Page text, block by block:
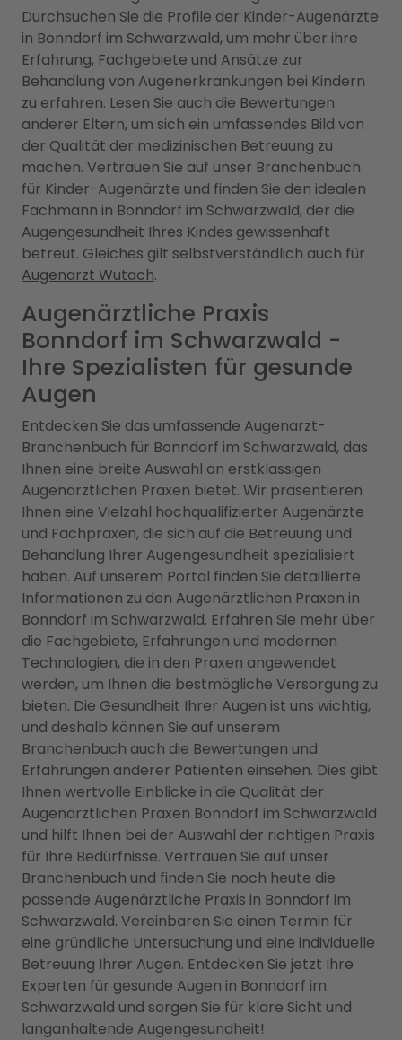
Durchsuchen Sie die Profile der Kinder-Augenärzte
in Bonndorf im Schwarzwald, um mehr über ihre
Erfahrung, Fachgebiete und Ansätze zur
Behandlung von Augenerkrankungen bei Kindern
zu erfahren. Lesen Sie auch die Bewertungen
anderer Eltern, um sich ein umfassendes Bild von
der Qualität der medizinischen Betreuung zu
machen. Vertrauen Sie auf unser Branchenbuch
für Kinder-Augenärzte und finden Sie den idealen
Fachmann in Bonndorf im Schwarzwald, der die
Augengesundheit Ihres Kindes gewissenhaft
betreut. Gleiches gilt selbstverständlich auch für
Augenarzt Wutach.
Augenärztliche Praxis
Bonndorf im Schwarzwald -
Ihre Spezialisten für gesunde
Augen
Entdecken Sie das umfassende Augenarzt-
Branchenbuch für Bonndorf im Schwarzwald, das
Ihnen eine breite Auswahl an erstklassigen
Augenärztlichen Praxen bietet. Wir präsentieren
Ihnen eine Vielzahl hochqualifizierter Augenärzte
und Fachpraxen, die sich auf die Betreuung und
Behandlung Ihrer Augengesundheit spezialisiert
haben. Auf unserem Portal finden Sie detaillierte
Informationen zu den Augenärztlichen Praxen in
Bonndorf im Schwarzwald. Erfahren Sie mehr über
die Fachgebiete, Erfahrungen und modernen
Technologien, die in den Praxen angewendet
werden, um Ihnen die bestmögliche Versorgung zu
bieten. Die Gesundheit Ihrer Augen ist uns wichtig,
und deshalb können Sie auf unserem
Branchenbuch auch die Bewertungen und
Erfahrungen anderer Patienten einsehen. Dies gibt
Ihnen wertvolle Einblicke in die Qualität der
Augenärztlichen Praxen Bonndorf im Schwarzwald
und hilft Ihnen bei der Auswahl der richtigen Praxis
für Ihre Bedürfnisse. Vertrauen Sie auf unser
Branchenbuch und finden Sie noch heute die
passende Augenärztliche Praxis in Bonndorf im
Schwarzwald. Vereinbaren Sie einen Termin für
eine gründliche Untersuchung und eine individuelle
Betreuung Ihrer Augen. Entdecken Sie jetzt Ihre
Experten für gesunde Augen in Bonndorf im
Schwarzwald und sorgen Sie für klare Sicht und
langanhaltende Augengesundheit!